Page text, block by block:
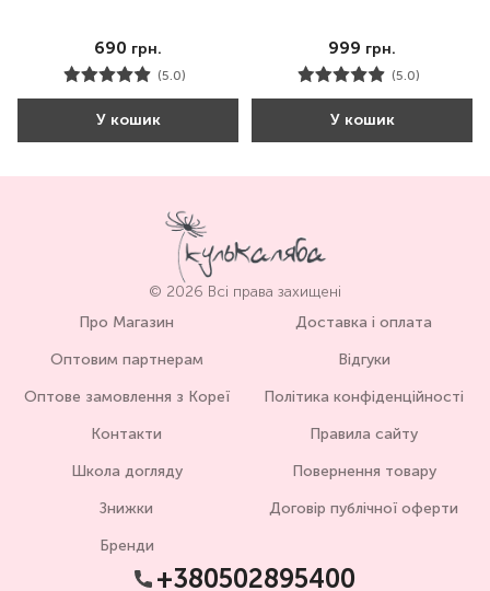
690 грн.
(5.0)
У кошик
999 грн.
(5.0)
У кошик
© 2026 Всі права захищені
Про Магазин
Оптовим партнерам
Оптове замовлення з Кореї
Контакти
Школа догляду
Знижки
Бренди
Доставка і оплата
Відгуки
Політика конфіденційності
Правила сайту
Повернення товару
Договір публічної оферти
+380502895400